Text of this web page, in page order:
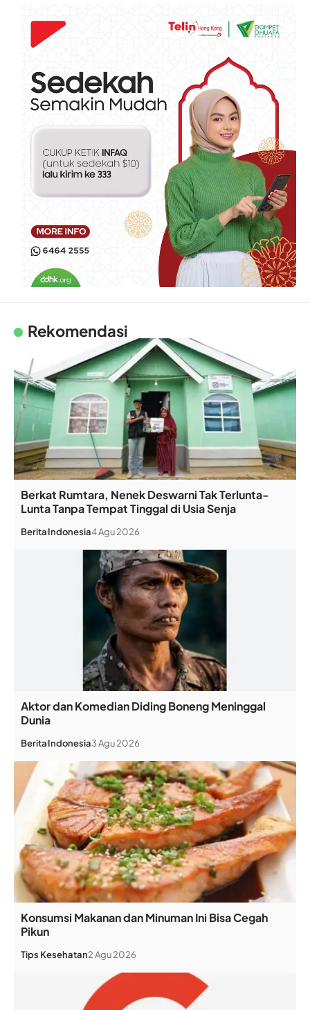
Rekomendasi
Berkat Rumtara, Nenek Deswarni Tak Terlunta-
Lunta Tanpa Tempat Tinggal di Usia Senja
BeritaIndonesia4 Agu 2026
Aktor dan Komedian Diding Boneng Meninggal
Dunia
BeritaIndonesia3 Agu 2026
Konsumsi Makanan dan Minuman Ini Bisa Cegah
Pikun
Tips Kesehatan2 Agu 2026